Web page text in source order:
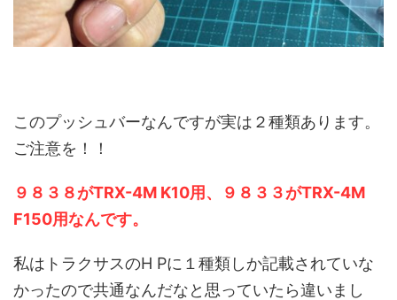
このプッシュバーなんですが実は２種類あります。
ご注意を！！
９８３８がTRX-4M K10用、９８３３がTRX-4M
F150用なんです。
私はトラクサスのH Pに１種類しか記載されていな
かったので共通なんだなと思っていたら違いまし